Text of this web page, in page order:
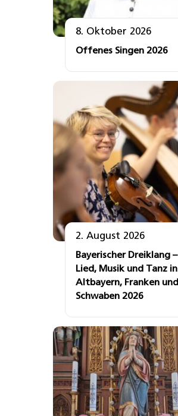
8. Oktober 2026
Offenes Singen 2026
2. August 2026
Bayerischer Dreiklang –
Lied, Musik und Tanz in
Altbayern, Franken und
Schwaben 2026